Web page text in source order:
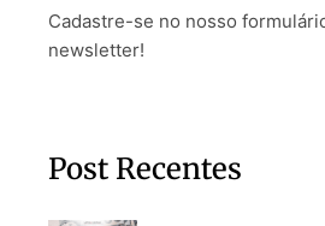
Cadastre-se no nosso
newsletter!
Post Recentes